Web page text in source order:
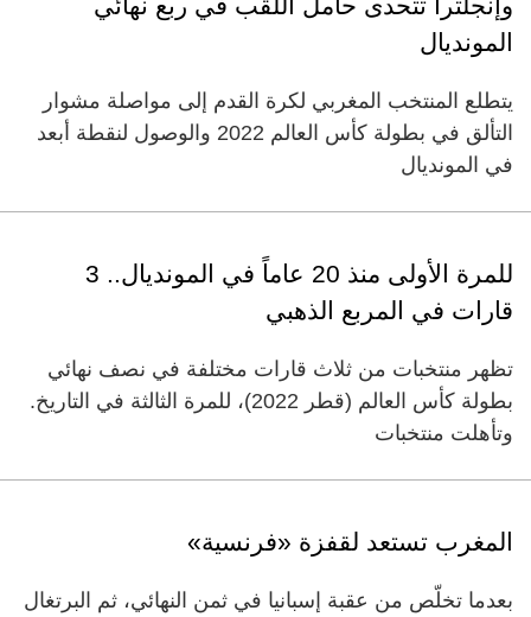
المونديال
يتطلع المنتخب المغربي لكرة القدم إلى مواصلة مشوار
التألق في بطولة كأس العالم 2022 والوصول لنقطة أبعد
في المونديال
للمرة الأولى منذ 20 عاماً في المونديال.. 3
قارات في المربع الذهبي
تظهر منتخبات من ثلاث قارات مختلفة في نصف نهائي
بطولة كأس العالم (قطر 2022)، للمرة الثالثة في التاريخ.
وتأهلت منتخبات
المغرب تستعد لقفزة «فرنسية»
بعدما تخلّص من عقبة إسبانيا في ثمن النهائي، ثم البرتغال